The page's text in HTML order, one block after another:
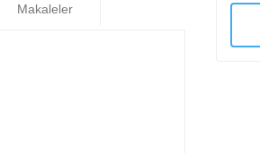
Makaleler